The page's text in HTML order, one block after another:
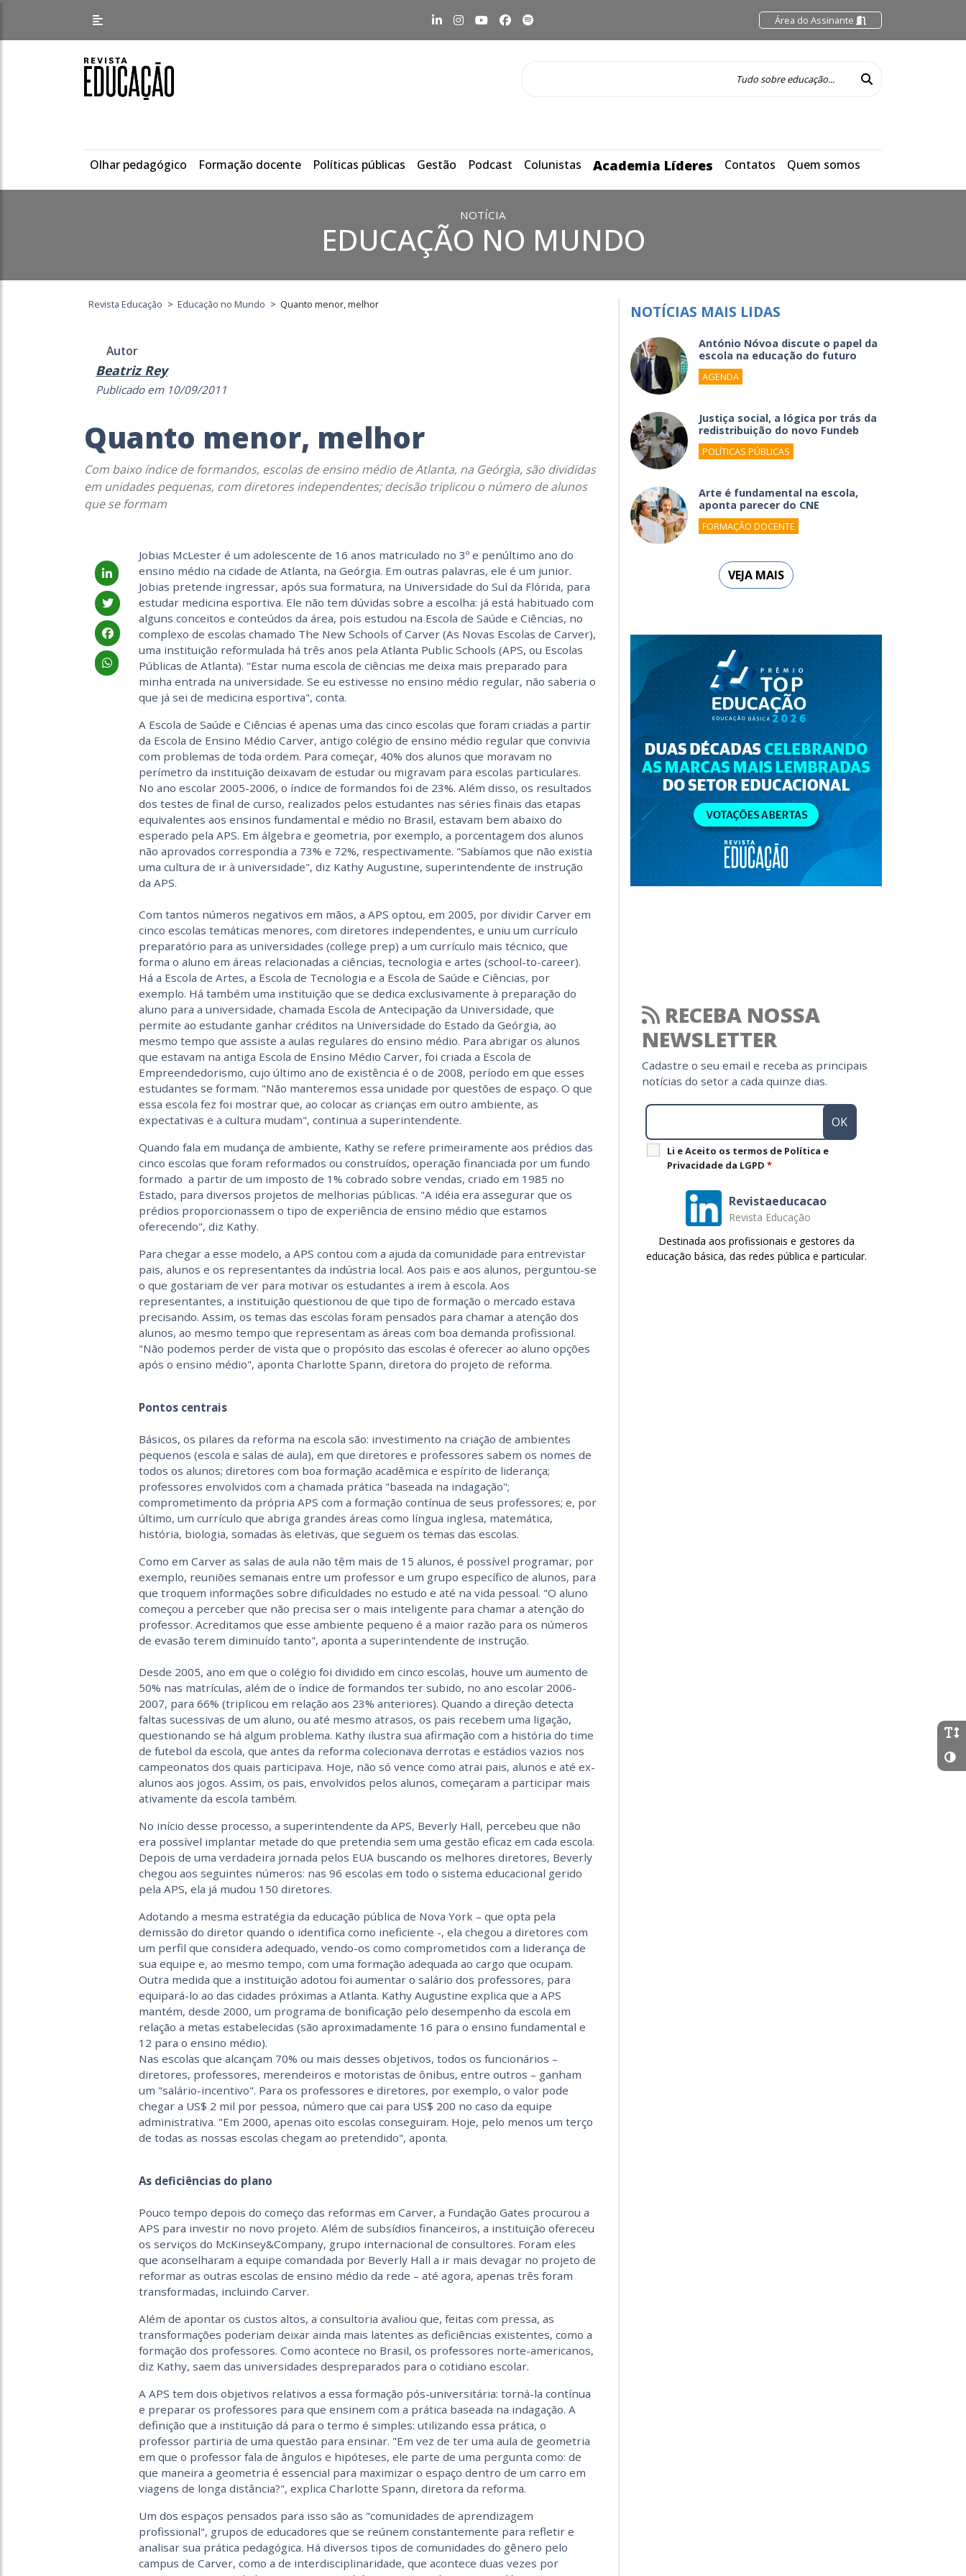
Área do Assinante
Olhar pedagógico Formação docente Políticas públicas Gestão Podcast Colunistas Academia Líderes Contatos Quem somos
NOTÍCIA
EDUCAÇÃO NO MUNDO
Revista Educação > Educação no Mundo > Quanto menor, melhor
Autor
Beatriz Rey
Publicado em 10/09/2011
Quanto menor, melhor
Com baixo índice de formandos, escolas de ensino médio de Atlanta, na Geórgia, são divididas
em unidades pequenas, com diretores independentes; decisão triplicou o número de alunos
que se formam
Jobias McLester é um adolescente de 16 anos matriculado no 3º e penúltimo ano do
ensino médio na cidade de Atlanta, na Geórgia. Em outras palavras, ele é um junior.
Jobias pretende ingressar, após sua formatura, na Universidade do Sul da Flórida, para
estudar medicina esportiva. Ele não tem dúvidas sobre a escolha: já está habituado com
alguns conceitos e conteúdos da área, pois estudou na Escola de Saúde e Ciências, no
complexo de escolas chamado The New Schools of Carver (As Novas Escolas de Carver),
uma instituição reformulada há três anos pela Atlanta Public Schools (APS, ou Escolas
Públicas de Atlanta). "Estar numa escola de ciências me deixa mais preparado para
minha entrada na universidade. Se eu estivesse no ensino médio regular, não saberia o
que já sei de medicina esportiva", conta.
A Escola de Saúde e Ciências é apenas uma das cinco escolas que foram criadas a partir
da Escola de Ensino Médio Carver, antigo colégio de ensino médio regular que convivia
com problemas de toda ordem. Para começar, 40% dos alunos que moravam no
perímetro da instituição deixavam de estudar ou migravam para escolas particulares.
No ano escolar 2005-2006, o índice de formandos foi de 23%. Além disso, os resultados
dos testes de final de curso, realizados pelos estudantes nas séries finais das etapas
equivalentes aos ensinos fundamental e médio no Brasil, estavam bem abaixo do
esperado pela APS. Em álgebra e geometria, por exemplo, a porcentagem dos alunos
não aprovados correspondia a 73% e 72%, respectivamente. "Sabíamos que não existia
uma cultura de ir à universidade", diz Kathy Augustine, superintendente de instrução
da APS.
Com tantos números negativos em mãos, a APS optou, em 2005, por dividir Carver em
cinco escolas temáticas menores, com diretores independentes, e uniu um currículo
preparatório para as universidades (college prep) a um currículo mais técnico, que
forma o aluno em áreas relacionadas a ciências, tecnologia e artes (school-to-career).
Há a Escola de Artes, a Escola de Tecnologia e a Escola de Saúde e Ciências, por
exemplo. Há também uma instituição que se dedica exclusivamente à preparação do
aluno para a universidade, chamada Escola de Antecipação da Universidade, que
permite ao estudante ganhar créditos na Universidade do Estado da Geórgia, ao
mesmo tempo que assiste a aulas regulares do ensino médio. Para abrigar os alunos
que estavam na antiga Escola de Ensino Médio Carver, foi criada a Escola de
Empreendedorismo, cujo último ano de existência é o de 2008, período em que esses
estudantes se formam. "Não manteremos essa unidade por questões de espaço. O que
essa escola fez foi mostrar que, ao colocar as crianças em outro ambiente, as
expectativas e a cultura mudam", continua a superintendente.
Quando fala em mudança de ambiente, Kathy se refere primeiramente aos prédios das
cinco escolas que foram reformados ou construídos, operação financiada por um fundo
formado a partir de um imposto de 1% cobrado sobre vendas, criado em 1985 no
Estado, para diversos projetos de melhorias públicas. "A idéia era assegurar que os
prédios proporcionassem o tipo de experiência de ensino médio que estamos
oferecendo", diz Kathy.
Para chegar a esse modelo, a APS contou com a ajuda da comunidade para entrevistar
pais, alunos e os representantes da indústria local. Aos pais e aos alunos, perguntou-se
o que gostariam de ver para motivar os estudantes a irem à escola. Aos
representantes, a instituição questionou de que tipo de formação o mercado estava
precisando. Assim, os temas das escolas foram pensados para chamar a atenção dos
alunos, ao mesmo tempo que representam as áreas com boa demanda profissional.
"Não podemos perder de vista que o propósito das escolas é oferecer ao aluno opções
após o ensino médio", aponta Charlotte Spann, diretora do projeto de reforma.
Pontos centrais
Básicos, os pilares da reforma na escola são: investimento na criação de ambientes
pequenos (escola e salas de aula), em que diretores e professores sabem os nomes de
todos os alunos; diretores com boa formação acadêmica e espírito de liderança;
professores envolvidos com a chamada prática "baseada na indagação";
comprometimento da própria APS com a formação contínua de seus professores; e, por
último, um currículo que abriga grandes áreas como língua inglesa, matemática,
história, biologia, somadas às eletivas, que seguem os temas das escolas.
Como em Carver as salas de aula não têm mais de 15 alunos, é possível programar, por
exemplo, reuniões semanais entre um professor e um grupo específico de alunos, para
que troquem informações sobre dificuldades no estudo e até na vida pessoal. "O aluno
começou a perceber que não precisa ser o mais inteligente para chamar a atenção do
professor. Acreditamos que esse ambiente pequeno é a maior razão para os números
de evasão terem diminuído tanto", aponta a superintendente de instrução.
Desde 2005, ano em que o colégio foi dividido em cinco escolas, houve um aumento de
50% nas matrículas, além de o índice de formandos ter subido, no ano escolar 2006-
2007, para 66% (triplicou em relação aos 23% anteriores). Quando a direção detecta
faltas sucessivas de um aluno, ou até mesmo atrasos, os pais recebem uma ligação,
questionando se há algum problema. Kathy ilustra sua afirmação com a história do time
de futebol da escola, que antes da reforma colecionava derrotas e estádios vazios nos
campeonatos dos quais participava. Hoje, não só vence como atrai pais, alunos e até ex-
alunos aos jogos. Assim, os pais, envolvidos pelos alunos, começaram a participar mais
ativamente da escola também.
No início desse processo, a superintendente da APS, Beverly Hall, percebeu que não
era possível implantar metade do que pretendia sem uma gestão eficaz em cada escola.
Depois de uma verdadeira jornada pelos EUA buscando os melhores diretores, Beverly
chegou aos seguintes números: nas 96 escolas em todo o sistema educacional gerido
pela APS, ela já mudou 150 diretores.
Adotando a mesma estratégia da educação pública de Nova York – que opta pela
demissão do diretor quando o identifica como ineficiente -, ela chegou a diretores com
um perfil que considera adequado, vendo-os como comprometidos com a liderança de
sua equipe e, ao mesmo tempo, com uma formação adequada ao cargo que ocupam.
Outra medida que a instituição adotou foi aumentar o salário dos professores, para
equipará-lo ao das cidades próximas a Atlanta. Kathy Augustine explica que a APS
mantém, desde 2000, um programa de bonificação pelo desempenho da escola em
relação a metas estabelecidas (são aproximadamente 16 para o ensino fundamental e
12 para o ensino médio).
Nas escolas que alcançam 70% ou mais desses objetivos, todos os funcionários –
diretores, professores, merendeiros e motoristas de ônibus, entre outros – ganham
um "salário-incentivo". Para os professores e diretores, por exemplo, o valor pode
chegar a US$ 2 mil por pessoa, número que cai para US$ 200 no caso da equipe
administrativa. "Em 2000, apenas oito escolas conseguiram. Hoje, pelo menos um terço
de todas as nossas escolas chegam ao pretendido", aponta.
As deficiências do plano
Pouco tempo depois do começo das reformas em Carver, a Fundação Gates procurou a
APS para investir no novo projeto. Além de subsídios financeiros, a instituição ofereceu
os serviços do McKinsey&Company, grupo internacional de consultores. Foram eles
que aconselharam a equipe comandada por Beverly Hall a ir mais devagar no projeto de
reformar as outras escolas de ensino médio da rede – até agora, apenas três foram
transformadas, incluindo Carver.
Além de apontar os custos altos, a consultoria avaliou que, feitas com pressa, as
transformações poderiam deixar ainda mais latentes as deficiências existentes, como a
formação dos professores. Como acontece no Brasil, os professores norte-americanos,
diz Kathy, saem das universidades despreparados para o cotidiano escolar.
A APS tem dois objetivos relativos a essa formação pós-universitária: torná-la contínua
e preparar os professores para que ensinem com a prática baseada na indagação. A
definição que a instituição dá para o termo é simples: utilizando essa prática, o
professor partiria de uma questão para ensinar. "Em vez de ter uma aula de geometria
em que o professor fala de ângulos e hipóteses, ele parte de uma pergunta como: de
que maneira a geometria é essencial para maximizar o espaço dentro de um carro em
viagens de longa distância?", explica Charlotte Spann, diretora da reforma.
Um dos espaços pensados para isso são as "comunidades de aprendizagem
profissional", grupos de educadores que se reúnem constantemente para refletir e
analisar sua prática pedagógica. Há diversos tipos de comunidades do gênero pelo
campus de Carver, como a de interdisciplinaridade, que acontece duas vezes por
NOTÍCIAS MAIS LIDAS
António Nóvoa discute o papel da
escola na educação do futuro
AGENDA
Justiça social, a lógica por trás da
redistribuição do novo Fundeb
POLÍTICAS PÚBLICAS
Arte é fundamental na escola,
aponta parecer do CNE
FORMAÇÃO DOCENTE
VEJA MAIS
RECEBA NOSSA
NEWSLETTER
Cadastre o seu email e receba as principais
notícias do setor a cada quinze dias.
Li e Aceito os termos de Política e
Privacidade da LGPD *
Revistaeducacao
Revista Educação
Destinada aos profissionais e gestores da
educação básica, das redes pública e particular.